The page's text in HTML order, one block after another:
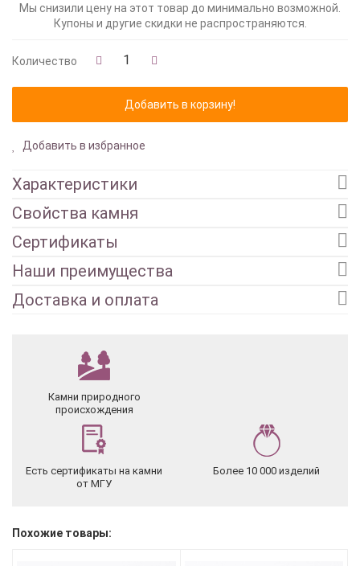
Мы снизили цену на этот товар до минимально возможной.
Купоны и другие скидки не распространяются.
Количество
Добавить в избранное
Характеристики
Свойства камня
Сертификаты
Наши преимущества
Доставка и оплата
Камни природного
происхождения
Есть сертификаты на камни
от МГУ
Более 10 000 изделий
Похожие товары: